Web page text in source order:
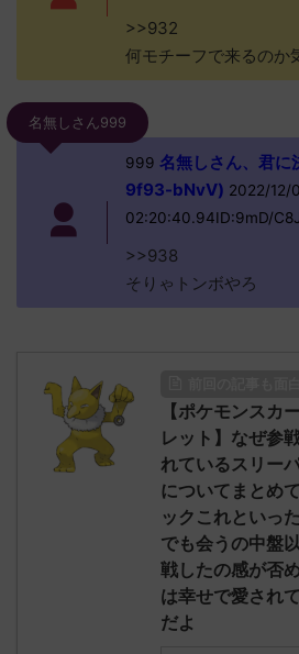
>>932
何モチーフで来るのか
名無しさん999
999 名無しさん、君に
9f93-bNvV) 2022/12/
02:20:40.94ID:9mD/
>>938
そりゃトンボやろ
【ポケモンスカ
レット】なぜ参
れているスリー
についてまとめ
ックこれといっ
でも会うの中盤
戦したの感が否
は幸せで愛され
だよ